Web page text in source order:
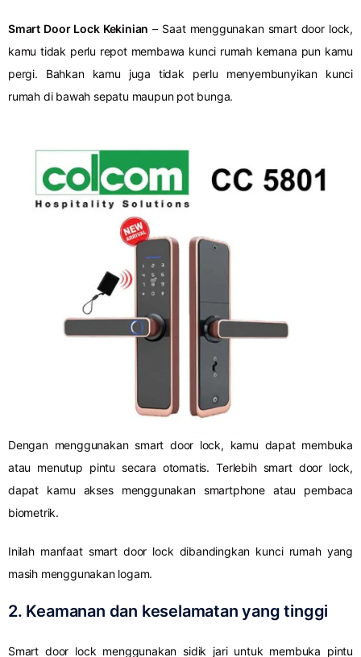
Smart Door Lock Kekinian – Saat menggunakan smart door lock,
kamu tidak perlu repot membawa kunci rumah kemana pun kamu
pergi. Bahkan kamu juga tidak perlu menyembunyikan kunci
rumah di bawah sepatu maupun pot bunga.
Dengan menggunakan smart door lock, kamu dapat membuka
atau menutup pintu secara otomatis. Terlebih smart door lock,
dapat kamu akses menggunakan smartphone atau pembaca
biometrik.
Inilah manfaat smart door lock dibandingkan kunci rumah yang
masih menggunakan logam.
2. Keamanan dan keselamatan yang tinggi
Smart door lock menggunakan sidik jari untuk membuka pintu